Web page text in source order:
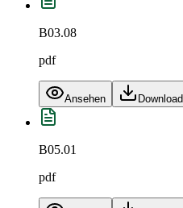
B03.08
pdf
Ansehen Download
B05.01
pdf